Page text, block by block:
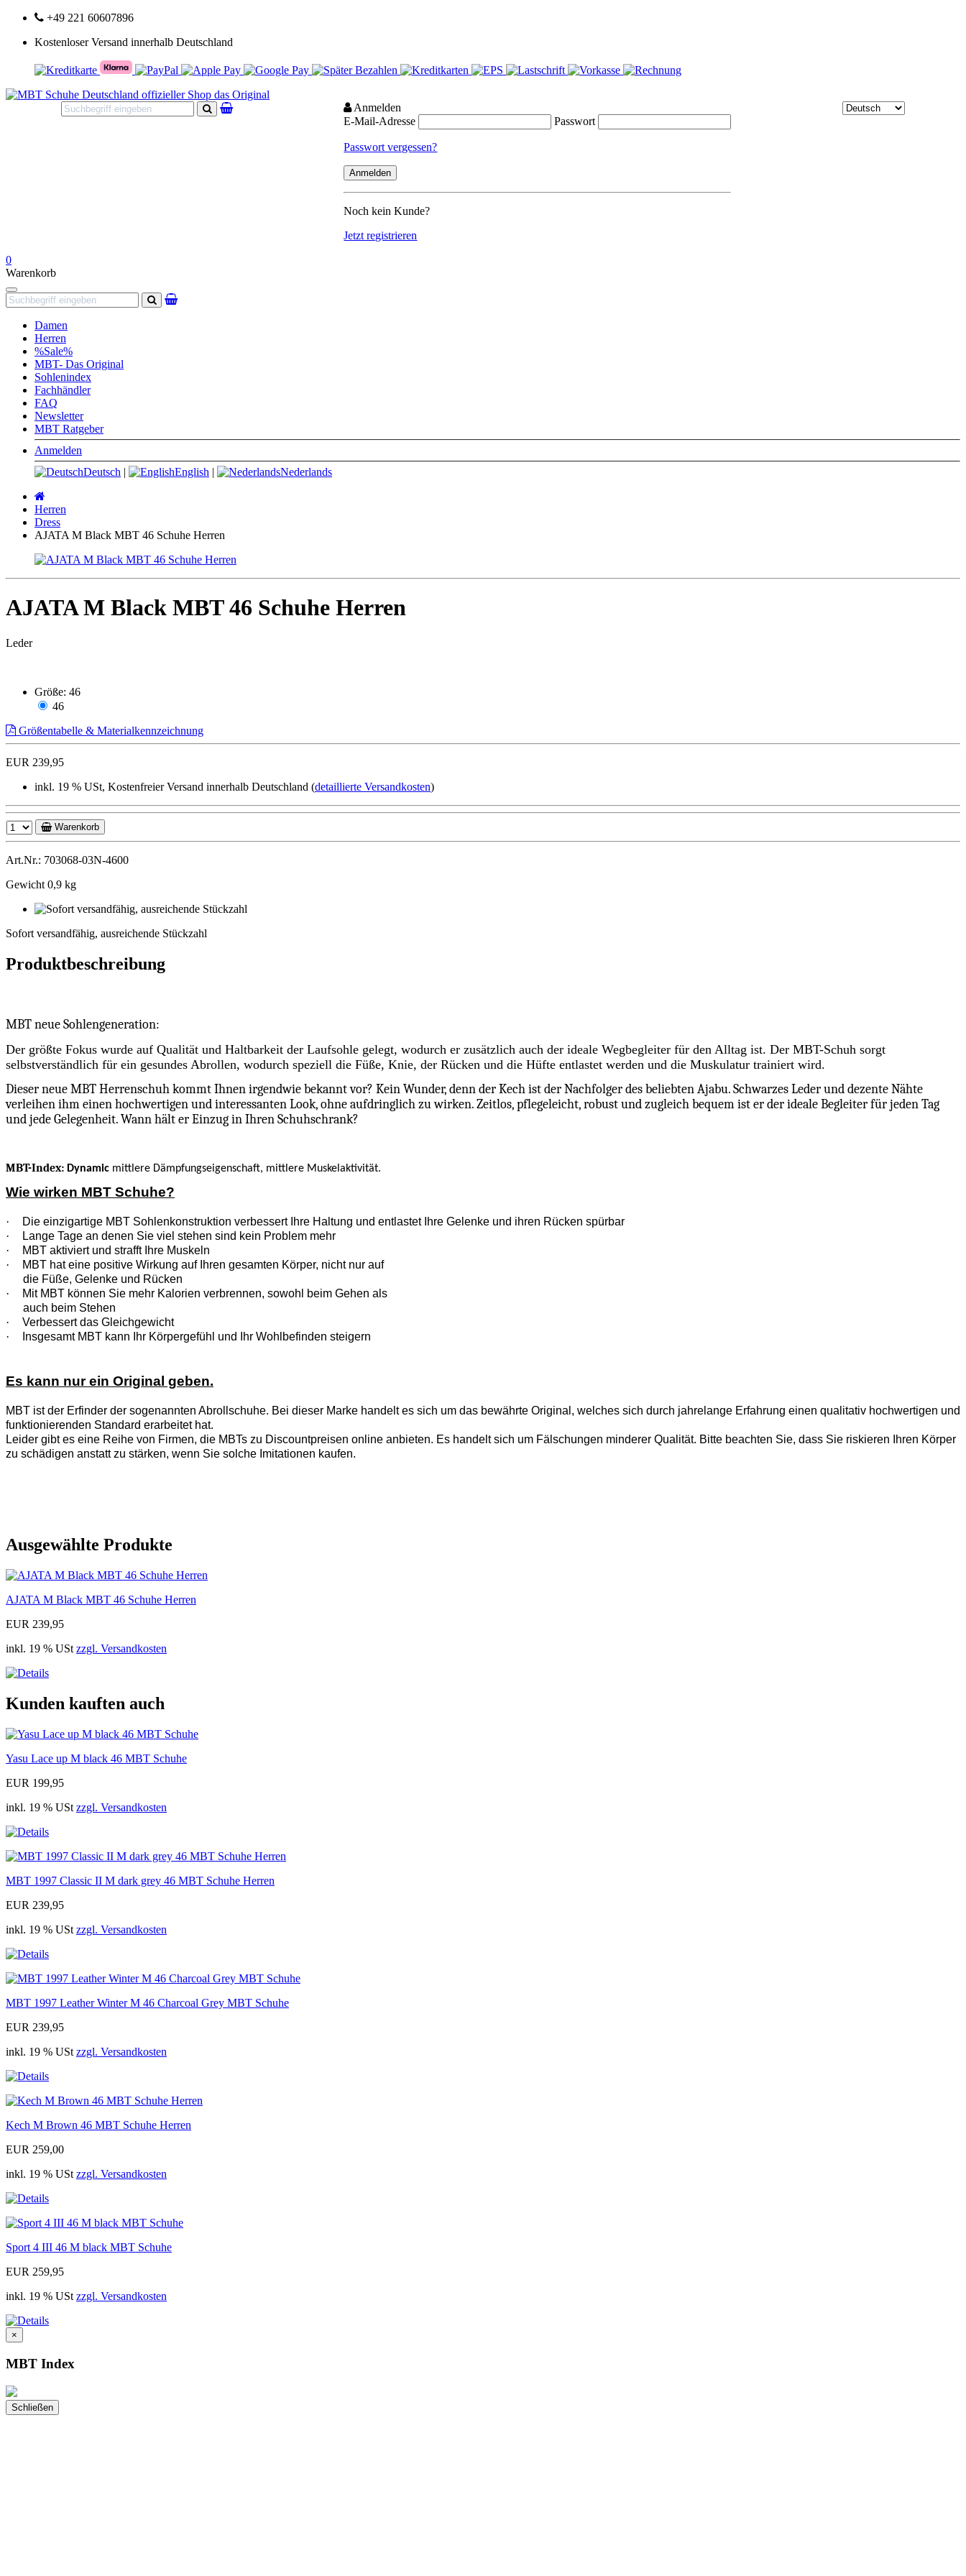
+49 221 60607896
Kostenloser Versand innerhalb Deutschland
Suchen
Anmelden
E-Mail-Adresse
Passwort
Passwort vergessen?
Noch kein Kunde?
Jetzt registrieren
0
Warenkorb
Navigation
Suchen
Damen
Herren
%Sale%
MBT- Das Original
Sohlenindex
Fachhändler
FAQ
Newsletter
MBT Ratgeber
Anmelden
Deutsch | English |
Nederlands
Herren
Dress
AJATA M Black MBT 46 Schuhe Herren
AJATA M Black MBT 46 Schuhe Herren
Leder
Größe: 46
46
Größentabelle & Materialkennzeichnung
EUR 239,95
inkl. 19 % USt, Kostenfreier Versand innerhalb Deutschland (detaillierte Versandkosten)
Warenkorb
Art.Nr.: 703068-03N-4600
Gewicht 0,9 kg
Sofort versandfähig, ausreichende Stückzahl
Produktbeschreibung
MBT neue Sohlengeneration:
Der größte Fokus wurde auf Qualität und Haltbarkeit der Laufsohle gelegt, wodurch er zusätzlich auch der ideale Wegbegleiter für den Alltag ist. Der MBT-Schuh sorgt
selbstverständlich für ein gesundes Abrollen, wodurch speziell die Füße, Knie, der Rücken und die Hüfte entlastet werden und die Muskulatur trainiert wird.
Dieser neue MBT Herrenschuh kommt Ihnen irgendwie bekannt vor? Kein Wunder, denn der Kech ist der Nachfolger des beliebten Ajabu. Schwarzes Leder und dezente Nähte
verleihen ihm einen hochwertigen und interessanten Look, ohne aufdringlich zu wirken. Zeitlos, pflegeleicht, robust und zugleich bequem ist er der ideale Begleiter für jeden Tag
und jede Gelegenheit. Wann hält er Einzug in Ihren Schuhschrank?
MBT-Index: Dynamic mittlere Dämpfungseigenschaft, mittlere Muskelaktivität.
Wie wirken MBT Schuhe?
·
Die einzigartige MBT Sohlenkonstruktion verbessert Ihre Haltung und entlastet Ihre Gelenke und ihren Rücken spürbar
·
Lange Tage an denen Sie viel stehen sind kein Problem mehr
·
MBT aktiviert und strafft Ihre Muskeln
·
MBT hat eine positive Wirkung auf Ihren gesamten Körper, nicht nur auf
die Füße, Gelenke und Rücken
·
Mit MBT können Sie mehr Kalorien verbrennen, sowohl beim Gehen als
auch beim Stehen
·
Verbessert das Gleichgewicht
·
Insgesamt MBT kann Ihr Körpergefühl und Ihr Wohlbefinden steigern
Es kann nur ein Original geben.
MBT ist der Erfinder der sogenannten Abrollschuhe. Bei dieser Marke handelt es sich um das bewährte Original, welches sich durch jahrelange Erfahrung einen qualitativ hochwertigen und
funktionierenden Standard erarbeitet hat.
Leider gibt es eine Reihe von Firmen, die MBTs zu Discountpreisen online anbieten. Es handelt sich um Fälschungen minderer Qualität. Bitte beachten Sie, dass Sie riskieren Ihren Körper
zu schädigen anstatt zu stärken, wenn Sie solche Imitationen kaufen.
Ausgewählte Produkte
AJATA M Black MBT 46 Schuhe Herren
EUR 239,95
inkl. 19 % USt zzgl. Versandkosten
Kunden kauften auch
Yasu Lace up M black 46 MBT Schuhe
EUR 199,95
inkl. 19 % USt zzgl. Versandkosten
MBT 1997 Classic II M dark grey 46 MBT Schuhe Herren
EUR 239,95
inkl. 19 % USt zzgl. Versandkosten
MBT 1997 Leather Winter M 46 Charcoal Grey MBT Schuhe
EUR 239,95
inkl. 19 % USt zzgl. Versandkosten
Kech M Brown 46 MBT Schuhe Herren
EUR 259,00
inkl. 19 % USt zzgl. Versandkosten
Sport 4 III 46 M black MBT Schuhe
EUR 259,95
inkl. 19 % USt zzgl. Versandkosten
×
MBT Index
Schließen